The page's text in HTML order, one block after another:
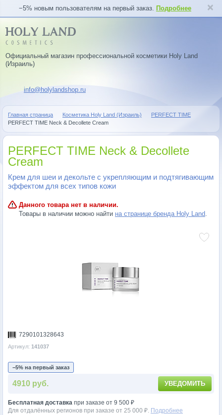
−5% новым пользователям на первый заказ. Подробнее
Официальный магазин профессиональной косметики Holy Land
(Израиль)
info@holylandshop.ru
Главная страница Косметика Holy Land (Израиль)
PERFECT TIME
PERFECT TIME Neck & Decollete Cream
PERFECT TIME Neck & Decollete
Cream
Крем для шеи и декольте с укрепляющим и подтягивающим
эффектом для всех типов кожи
Данного товара нет в наличии.
Товары в наличии можно найти на странице бренда Holy Land.
7290101328643
Артикул: 141037
−5% на первый заказ
4910 руб. УВЕДОМИТЬ
Бесплатная доставка при заказе от 9 500 ₽
Для отдалённых регионов при заказе от 25 000 ₽. Подробнее